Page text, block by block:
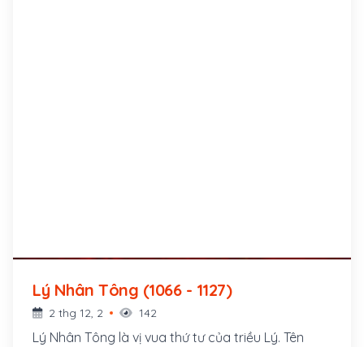
Lý Nhân Tông (1066 - 1127)
2 thg 12, 2 142
Lý Nhân Tông là vị vua thứ tư của triều Lý. Tên